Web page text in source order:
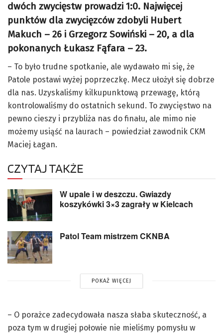
dwóch zwycięstw prowadzi 1:0. Najwięcej
punktów dla zwycięzców zdobyli Hubert
Makuch – 26 i Grzegorz Sowiński – 20, a dla
pokonanych Łukasz Fąfara – 23.
– To było trudne spotkanie, ale wydawało mi się, że
Patole postawi wyżej poprzeczkę. Mecz ułożył się dobrze
dla nas. Uzyskaliśmy kilkupunktową przewagę, którą
kontrolowaliśmy do ostatnich sekund. To zwycięstwo na
pewno cieszy i przybliża nas do finału, ale mimo nie
możemy usiąść na laurach – powiedział zawodnik CKM
Maciej Łagan.
CZYTAJ TAKŻE
W upale i w deszczu. Gwiazdy
koszykówki 3×3 zagrały w Kielcach
Patol Team mistrzem CKNBA
POKAŻ WIĘCEJ
– O porażce zadecydowała nasza słaba skuteczność, a
poza tym w drugiej połowie nie mieliśmy pomysłu w